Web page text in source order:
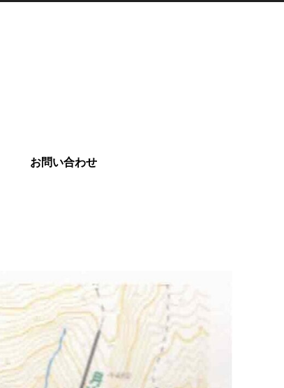
お問い合わせ